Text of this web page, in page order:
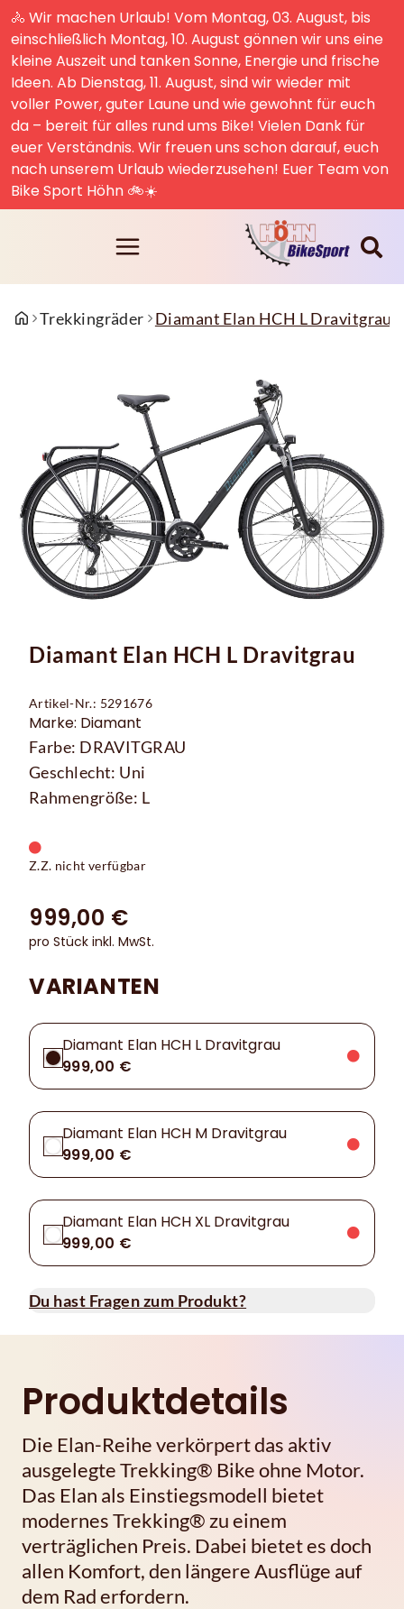
🚴 Wir machen Urlaub! Vom Montag, 03. August, bis
einschließlich Montag, 10. August gönnen wir uns eine
kleine Auszeit und tanken Sonne, Energie und frische
Ideen. Ab Dienstag, 11. August, sind wir wieder mit
voller Power, guter Laune und wie gewohnt für euch
da – bereit für alles rund ums Bike! Vielen Dank für
euer Verständnis. Wir freuen uns schon darauf, euch
nach unserem Urlaub wiederzusehen! Euer Team von
Bike Sport Höhn 🚲☀️
Trekkingräder Diamant Elan HCH L Dravitgrau
Diamant Elan HCH L Dravitgrau
Artikel-Nr.: 5291676
Marke: Diamant
Farbe: DRAVITGRAU
Geschlecht: Uni
Rahmengröße: L
Z.Z. nicht verfügbar
999,00 €
pro Stück inkl. MwSt.
VARIANTEN
Diamant Elan HCH L Dravitgrau
999,00 €
Diamant Elan HCH M Dravitgrau
999,00 €
Diamant Elan HCH XL Dravitgrau
999,00 €
Du hast Fragen zum Produkt?
Produktdetails
Die Elan-Reihe verkörpert das aktiv
ausgelegte Trekking® Bike ohne Motor.
Das Elan als Einstiegsmodell bietet
modernes Trekking® zu einem
verträglichen Preis. Dabei bietet es doch
allen Komfort, den längere Ausflüge auf
dem Rad erfordern.